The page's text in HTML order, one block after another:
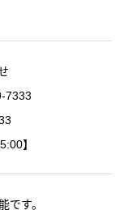
7333
】
です。